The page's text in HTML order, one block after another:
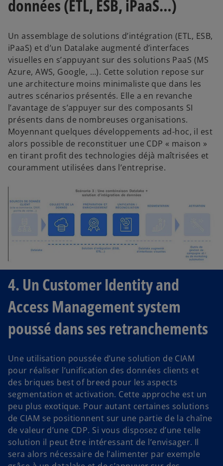
données (ETL, ESB, iPaaS…)
Un assemblage de solutions d’intégration (ETL, ESB,
iPaaS) et d’un Datalake augmenté d’interfaces
visuelles en s’appuyant sur des solutions PaaS (MS
Azure, AWS, Google, …). Cette solution repose sur
une architecture moins minimaliste que dans les
autres scénarios présentés. Elle a en revanche
l’avantage de s’appuyer sur des composants SI
présents dans de nombreuses organisations.
Moyennant quelques développements ad-hoc, il est
alors possible de reconstituer une CDP « maison »
en tirant profit des technologies déjà maîtrisées et
couramment utilisées dans l’entreprise.
4. Un Customer Identity and
Access Management system
poussé dans ses retranchements
Une utilisation poussée d’une solution de CIAM
pour réaliser l’unification des données clients et
des briques best of breed pour les aspects
segmentation et activation. Cette approche est un
peu plus exotique. Pour autant certaines solutions
de CIAM se positionnent sur une partie de la chaîne
de valeur d’une CDP. Si vous disposez d’une telle
solution il peut être intéressant de l’envisager. Il
sera alors nécessaire de l’alimenter par exemple